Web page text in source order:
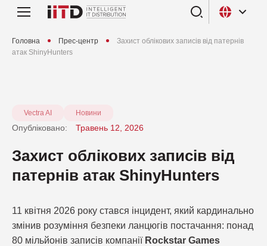
Головна Прес-центр
Захист облікових записів від патернів
атак ShinyHunters
Vectra AI Новини
Опубліковано: Травень 12, 2026
Захист облікових записів від
патернів атак ShinyHunters
11 квітня 2026 року стався інцидент, який кардинально
змінив розуміння безпеки ланцюгів постачання: понад
80 мільйонів записів компанії Rockstar Games